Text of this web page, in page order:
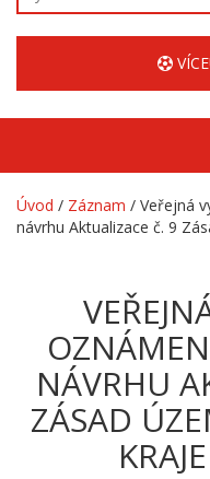
Úvod / Záznam / Veřejná
návrhu Aktualizace č. 9
NÁVRHU
ZÁSAD